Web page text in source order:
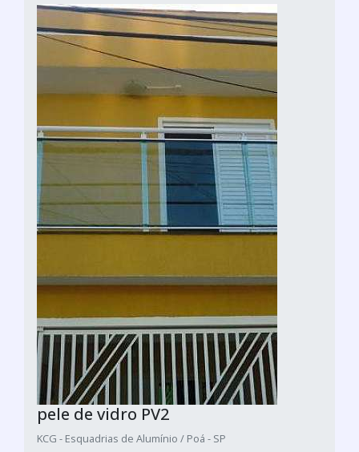
pele de vidro PV2
KCG - Esquadrias de Alumínio / Poá - SP